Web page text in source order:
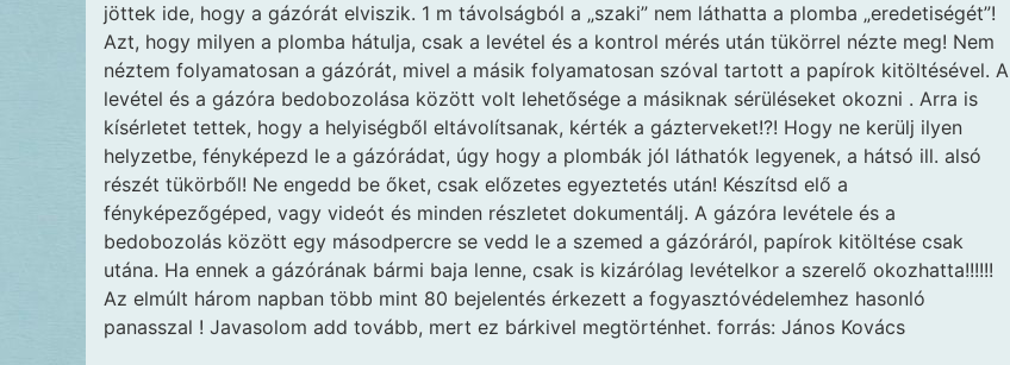
jöttek ide, hogy a gázórát elviszik. 1 m távolságból a „szaki” nem láthatta a plomba „eredetiségét”!
Azt, hogy milyen a plomba hátulja, csak a levétel és a kontrol mérés után tükörrel nézte meg! Nem
néztem folyamatosan a gázórát, mivel a másik folyamatosan szóval tartott a papírok kitöltésével. A
levétel és a gázóra bedobozolása között volt lehetősége a másiknak sérüléseket okozni . Arra is
kísérletet tettek, hogy a helyiségből eltávolítsanak, kérték a gázterveket!?! Hogy ne kerülj ilyen
helyzetbe, fényképezd le a gázórádat, úgy hogy a plombák jól láthatók legyenek, a hátsó ill. alsó
részét tükörből! Ne engedd be őket, csak előzetes egyeztetés után! Készítsd elő a
fényképezőgéped, vagy videót és minden részletet dokumentálj. A gázóra levétele és a
bedobozolás között egy másodpercre se vedd le a szemed a gázóráról, papírok kitöltése csak
utána. Ha ennek a gázórának bármi baja lenne, csak is kizárólag levételkor a szerelő okozhatta!!!!!!
Az elmúlt három napban több mint 80 bejelentés érkezett a fogyasztóvédelemhez hasonló
panasszal ! Javasolom add tovább, mert ez bárkivel megtörténhet. forrás: János Kovács